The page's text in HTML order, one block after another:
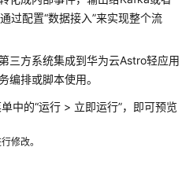
过配置“数据接入”来实现整个流
三方系统集成到华为云Astro轻应用
编排或脚本使用。
中的“运行 > 立即运行”，即可预览
修改。